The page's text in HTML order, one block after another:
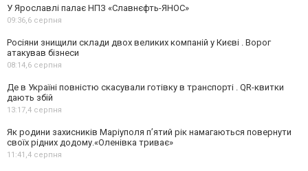
У Ярославлі палає НПЗ «Славнєфть-ЯНОС»
09:36,6 серпня
Росіяни знищили склади двох великих компаній у Києві . Ворог
атакував бізнеси
08:14,6 серпня
Де в Україні повністю скасували готівку в транспорті . QR-квитки
дають збій
13:17,4 серпня
Як родини захисників Маріуполя пʼятий рік намагаються повернути
своїх рідних додому.«Оленівка триває»
11:41,4 серпня